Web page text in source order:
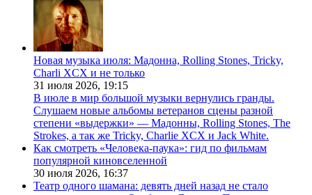
Новая музыка июля: Мадонна, Rolling Stones, Tricky,
Charli XCX и не только
31 июля 2026, 19:15
В июле в мир большой музыки вернулись гранды.
Слушаем новые альбомы ветеранов сцены разной
степени «выдержки» — Мадонны, Rolling Stones, The
Strokes, а так же Tricky, Charlie XCX и Jack White.
Как смотреть «Человека-паука»: гид по фильмам
популярной киновселенной
30 июля 2026, 16:37
Театр одного шамана: девять дней назад не стало